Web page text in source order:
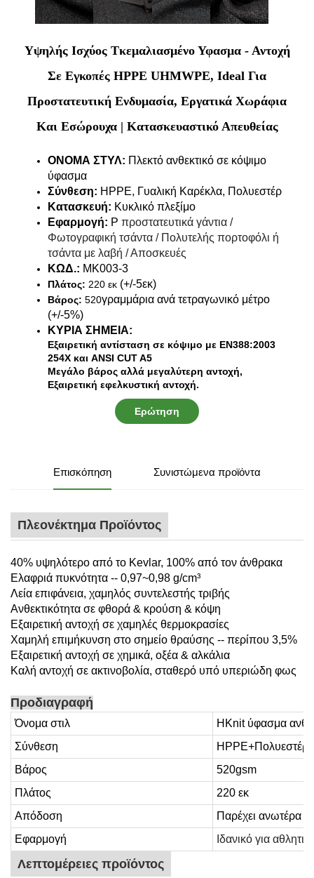
Υψηλής Ισχύος Τκεμαλιασμένο Υφασμα - Αντοχή
Σε Εγκοπές HPPE UHMWPE, Ideal Για
Προστατευτική Ενδυμασία, Εργατικά Χωράφια
Και Εσώρουχα | Κατασκευαστικό Απευθείας
ΟΝΟΜΑ ΣΤΥΛ: Πλεκτό ανθεκτικό σε κόψιμο
ύφασμα
Σύνθεση: HPPE, Γυαλική Καρέκλα, Πολυεστέρ
Κατασκευή: Κυκλικό πλεξίμο
Εφαρμογή: P προστατευτικά γάντια /
Φωτογραφική τσάντα / Πολυτελής πορτοφόλι ή
τσάντα με λαβή / Αποσκευές
ΚΩΔ.: MK003-3
Πλάτος: 220 εκ (+/-5εκ)
Βάρος: 520γραμμάρια ανά τετραγωνικό μέτρο
(+/-5%)
ΚΥΡΙΑ ΣΗΜΕΙΑ:
Εξαιρετική αντίσταση σε κόψιμο με EN388:2003
254X και ANSI CUT A5
Μεγάλο βάρος αλλά μεγαλύτερη αντοχή,
Εξαιρετική εφελκυστική αντοχή.
Ερώτηση
Επισκόπηση Συνιστώμενα προϊόντα
Πλεονέκτημα Προϊόντος
40% υψηλότερο από το Kevlar, 100% από τον άνθρακα
Ελαφριά πυκνότητα -- 0,97~0,98 g/cm³
Λεία επιφάνεια, χαμηλός συντελεστής τριβής
Ανθεκτικότητα σε φθορά & κρούση & κόψη
Εξαιρετική αντοχή σε χαμηλές θερμοκρασίες
Χαμηλή επιμήκυνση στο σημείο θραύσης -- περίπου 3,5%
Εξαιρετική αντοχή σε χημικά, οξέα & αλκάλια
Καλή αντοχή σε ακτινοβολία, σταθερό υπό υπεριώδη φως
Προδιαγραφή
Όνομα στιλ
HKnit ύφασμα
Σύνθεση
Βάρος
520gsm
Πλάτος
220 εκ
Απόδοση
Παρέχει ανωτέρα
Εφαρμογή
Ιδανικό για
Λεπτομέρειες προϊόντος